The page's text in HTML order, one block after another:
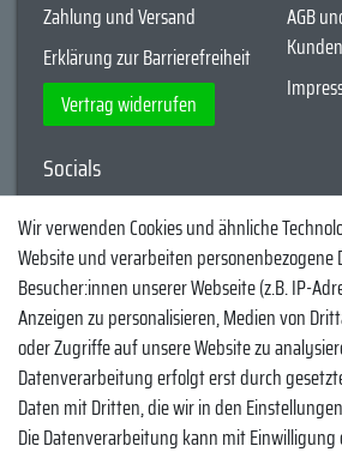
Zahlung und Versand
Erklärung zur Barrierefreiheit
Vertrag widerrufen
AGB
Socials
YouTube
Facebook
Instagram
TikTok
Zahlungsmethoden
Wir verwenden Cookies und ähnliche
Website und verarbeiten personenbezogene
Besucher:innen unserer Webseite (z.B. IP-
Anzeigen zu personalisieren, Medien von
oder Zugriffe auf unsere Website zu
Datenverarbeitung erfolgt erst durch
Daten mit Dritten, die wir in den
Die Datenverarbeitung kann mit